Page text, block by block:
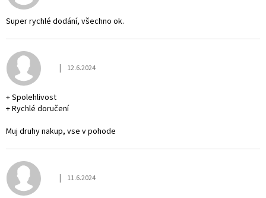
Super rychlé dodání, všechno ok.
Hodnocení obchodu je 5 z 5 hvězdiček.
| 12.6.2024
+ Spolehlivost
+ Rychlé doručení
Muj druhy nakup, vse v pohode
Hodnocení obchodu je 5 z 5 hvězdiček.
| 11.6.2024